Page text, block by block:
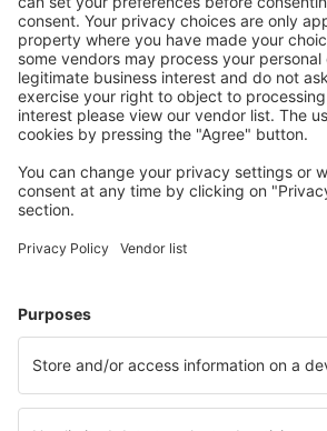
Bespaar meer
Reisaanbiedingen en speciale
geregistreerde gebruikers.
Kies uit meer dan 1,3 miljoen
jeugdherbergen, appartementen en
Hotels in Indonesië - Populaire steden